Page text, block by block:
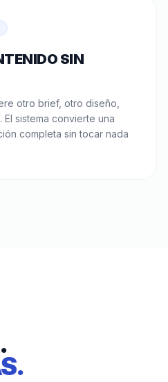
SIN
otro brief, otro diseño,
El sistema convierte una
completa sin tocar nada